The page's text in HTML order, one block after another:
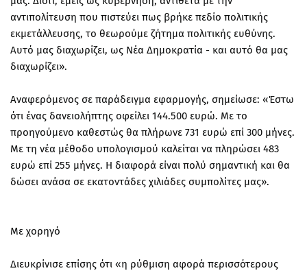
αντιπολίτευση που πιστεύει πως βρήκε πεδίο πολιτικής
εκμετάλλευσης, το θεωρούμε ζήτημα πολιτικής ευθύνης.
Αυτό μας διαχωρίζει, ως Νέα Δημοκρατία - και αυτό θα μας
διαχωρίζει».
Αναφερόμενος σε παράδειγμα εφαρμογής, σημείωσε: «Έστω
ότι ένας δανειολήπτης οφείλει 144.500 ευρώ. Με το
προηγούμενο καθεστώς θα πλήρωνε 731 ευρώ επί 300 μήνες.
Με τη νέα μέθοδο υπολογισμού καλείται να πληρώσει 483
ευρώ επί 255 μήνες. Η διαφορά είναι πολύ σημαντική και θα
δώσει ανάσα σε εκατοντάδες χιλιάδες συμπολίτες μας».
Με χορηγό
Διευκρίνισε επίσης ότι «η ρύθμιση αφορά περισσότερους